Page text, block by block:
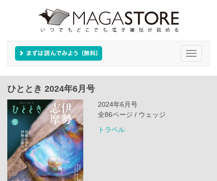
Toggle
ひととき 2024年6月号
2024年6月号
全86ページ / ウェッジ
トラベル